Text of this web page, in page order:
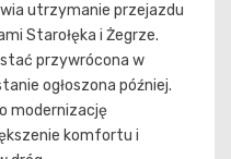
utrzymanie przejazdu
Starołęka i Żegrze.
przywrócona w
ogłoszona później.
modernizację
komfortu i